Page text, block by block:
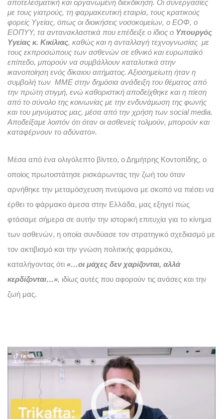
αποτελεσματική και οργανωμένη διεκδίκηση. Οι συνεργασίες
με τους γιατρούς, τη φαρμακευτική εταιρία, τους κρατικούς
φορείς Υγείας, όπως οι διοικήσεις νοσοκομείων, ο ΕΟΦ, ο
ΕΟΠΥΥ, τα αντανακλαστικά που επέδειξε ο ίδιος ο Υπουργός
Υγείας κ. Κικίλιας, καθώς και η ανταλλαγή τεχνογνωσίας  με
τους εκπροσώπους των ασθενών σε εθνικό και ευρωπαϊκό
επίπεδο, μπορούν να συμβάλλουν καταλυτικά στην
ικανοποίηση ενός δίκαιου αιτήματος. Αξιοσημείωτη ήταν η
συμβολή των  ΜΜΕ στην δημόσια ανάδειξη του θέματος από
την πρώτη στιγμή, ενώ καθοριστική αποδείχθηκε και η πίεση
από το σύνολο της κοινωνίας με την ενδυνάμωση της φωνής
και του μηνύματος μας, μέσα από την χρήση των social media.
Αποδείξαμε λοιπόν ότι όταν οι ασθενείς τολμούν, μπορούν και
καταφέρνουν το αδύνατο».
Μέσα από ένα ολιγόλεπτο βίντεο, ο Δημήτρης Κοντοπίδης, ο
οποίος πρωτοστάτησε ρισκάρωντας την ζωή του όταν
αρνήθηκε την μεταμόσχευση πνεύμονα με σκοπό να πιέσει να
έρθει το φάρμακο άμεσα στην Ελλάδα, μας εξηγεί πώς
φτάσαμε σήμερα σε αυτήν την ιστορική επιτυχία για το κίνημα
των ασθενών, η οποία συνδύασε τον στρατηγικό σχεδιασμό με
τον ακτιβισμό και την γνώση πολιτικής φαρμάκου,
καταλήγοντας ότι «…οι μάχες δεν χαρίζονται, αλλά
κερδίζονται…», ιδίως αυτές που αφορούν τις ανάσες και την
ζωή μας.